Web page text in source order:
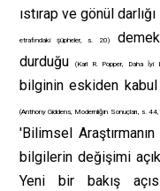
ıstırap ve gönül
etrafındaki şüpheler, s. 20)
durduğu
(Karl R. Popper, Daha İyi
bilginin eskiden
(Anthony Giddens, Modernliğin Sonuçları, s.
'Bilimsel
bilgilerin değişimi
Yeni bir bakış